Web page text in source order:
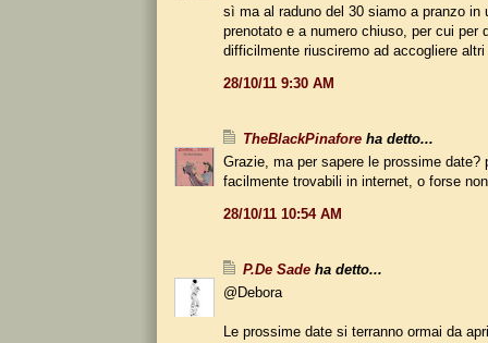
sì ma al raduno del 30 siamo a pranzo in
prenotato e a numero chiuso, per cui per
difficilmente riusciremo ad accogliere
28/10/11 9:30 AM
TheBlackPinafore ha detto...
Grazie, ma per sapere le prossime date?
facilmente trovabili in internet, o forse
28/10/11 10:54 AM
P.De Sade ha detto...
@Debora
Le prossime date si terranno ormai da